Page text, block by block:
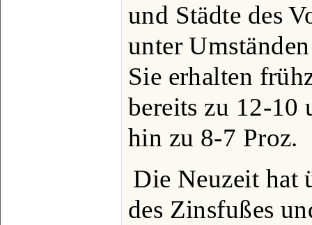
und Städte des
unter
Sie erhalten
bereits zu 12-10
hin zu 8-7 Proz.
Die Neuzeit hat
des Zinsfußes